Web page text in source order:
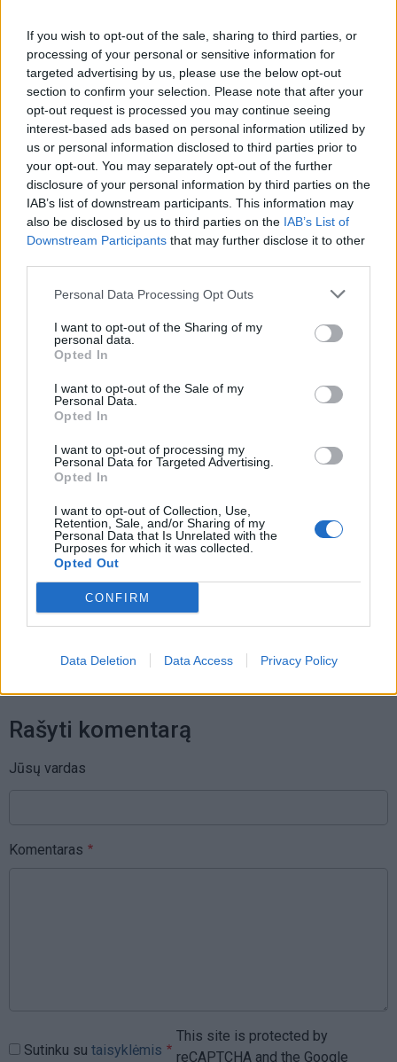
If you wish to opt-out of the sale, sharing to third parties, or
processing of your personal or sensitive information for
targeted advertising by us, please use the below opt-out
section to confirm your selection. Please note that after your
opt-out request is processed you may continue seeing
interest-based ads based on personal information utilized by
us or personal information disclosed to third parties prior to
your opt-out. You may separately opt-out of the further
disclosure of your personal information by third parties on the
IAB’s list of downstream participants. This information may
also be disclosed by us to third parties on the IAB’s List of
Downstream Participants that may further disclose it to other
Personal Data Processing Opt Outs
I want to opt-out of the Sharing of my
personal data.
Opted In
I want to opt-out of the Sale of my
Personal Data.
Opted In
I want to opt-out of processing my
Personal Data for Targeted Advertising.
Opted In
I want to opt-out of Collection, Use,
Retention, Sale, and/or Sharing of my
Personal Data that Is Unrelated with the
Purposes for which it was collected.
Opted Out
CONFIRM
Data Deletion Data Access Privacy Policy
Į Klaipėdą iš emigracijos
grįžusi Karina Kučinskienė
įvardijo didžiausią savo
norą
Jūros šventę anksčiau
puošęs Anatolijus
Klemencovas: gal jau
užtenka
Šiuo metu skaitomiausi
triumfas visuose reikaluose
Šie Zodiako ženklai pagaliau
Raktažodžiai bendruomenės
Komentarai
Rašyti komentarą
Jūsų vardas
Komentaras
Sutinku su taisyklėmis
This site is protected by
reCAPTCHA and the Google